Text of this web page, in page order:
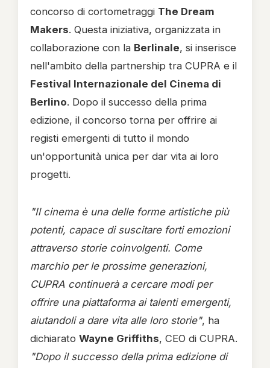
concorso di cortometraggi The Dream
Makers. Questa iniziativa, organizzata in
collaborazione con la Berlinale, si inserisce
nell'ambito della partnership tra CUPRA e il
Festival Internazionale del Cinema di
Berlino. Dopo il successo della prima
edizione, il concorso torna per offrire ai
registi emergenti di tutto il mondo
un'opportunità unica per dar vita ai loro
progetti.
"Il cinema è una delle forme artistiche più
potenti, capace di suscitare forti emozioni
attraverso storie coinvolgenti. Come
marchio per le prossime generazioni,
CUPRA continuerà a cercare modi per
offrire una piattaforma ai talenti emergenti,
aiutandoli a dare vita alle loro storie", ha
dichiarato Wayne Griffiths, CEO di CUPRA.
"Dopo il successo della prima edizione di